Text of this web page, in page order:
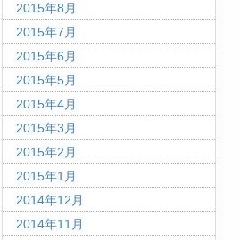
2015年8月
2015年7月
2015年6月
2015年5月
2015年4月
2015年3月
2015年2月
2015年1月
2014年12月
2014年11月